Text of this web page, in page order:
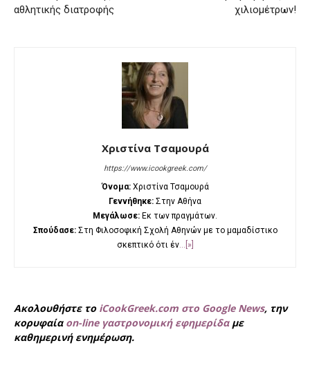
αθλητικής διατροφής
χιλιομέτρων!
Χριστίνα Τσαμουρά
https://www.icookgreek.com/
Όνομα:Χριστίνα Τσαμουρά
Γεννήθηκε: Στην Αθήνα
Μεγάλωσε: Εκ των πραγμάτων.
Σπούδασε:Στη Φιλοσοφική Σχολή Αθηνών με το μαμαδίστικο
σκεπτικό ότι έν...[»]
Ακολουθήστε το iCookGreek.com στο Google News, την
κορυφαία on-line γαστρονομική εφημερίδαμε
καθημερινή ενημέρωση.